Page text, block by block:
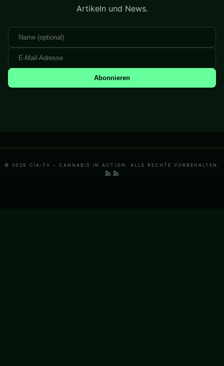
Artikeln und News.
Abonnieren
© 2026 CIA-TV – CANNABIS IN ACTION. ALLE RECHTE VORBEHALTEN.